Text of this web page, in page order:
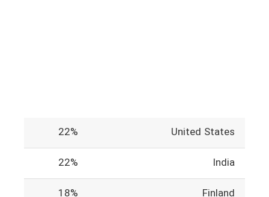
United States
22%
India
22%
Finland
18%